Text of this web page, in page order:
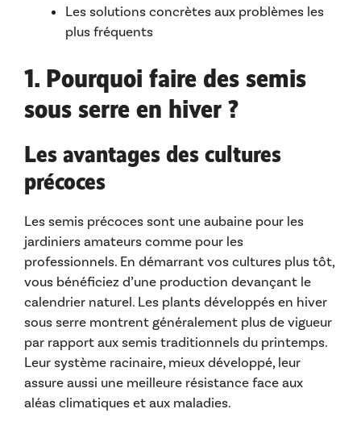
Les solutions concrètes aux problèmes les
plus fréquents
1. Pourquoi faire des semis
sous serre en hiver ?
Les avantages des cultures
précoces
Les semis précoces sont une aubaine pour les
jardiniers amateurs comme pour les
professionnels. En démarrant vos cultures plus tôt,
vous bénéficiez d’une production devançant le
calendrier naturel. Les plants développés en hiver
sous serre montrent généralement plus de vigueur
par rapport aux semis traditionnels du printemps.
Leur système racinaire, mieux développé, leur
assure aussi une meilleure résistance face aux
aléas climatiques et aux maladies.